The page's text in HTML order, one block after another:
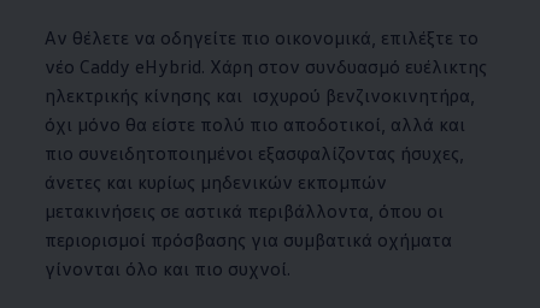
Αν θέλετε να οδηγείτε πιο οικονομικά, επιλέξτε το
νέο Caddy eHybrid. Χάρη στον συνδυασμό ευέλικτης
ηλεκτρικής κίνησης και ισχυρού βενζινοκινητήρα,
όχι μόνο θα είστε πολύ πιο αποδοτικοί, αλλά και
πιο συνειδητοποιημένοι εξασφαλίζοντας ήσυχες,
άνετες και κυρίως μηδενικών εκπομπών
μετακινήσεις σε αστικά περιβάλλοντα, όπου οι
περιορισμοί πρόσβασης για συμβατικά οχήματα
γίνονται όλο και πιο συχνοί.